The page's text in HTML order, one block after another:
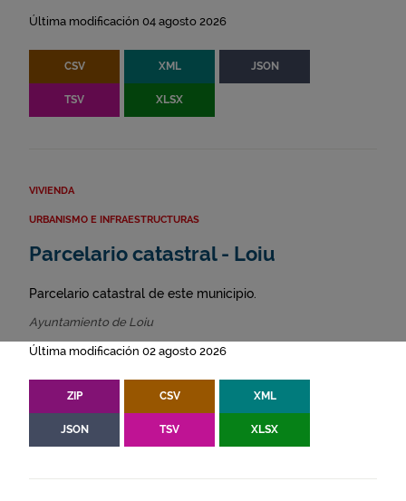
Última modificación 04 agosto 2026
CSV XML JSON
TSV XLSX
VIVIENDA
URBANISMO E INFRAESTRUCTURAS
Parcelario catastral - Loiu
Parcelario catastral de este municipio.
Ayuntamiento de Loiu
Última modificación 02 agosto 2026
ZIP CSV XML
JSON TSV XLSX